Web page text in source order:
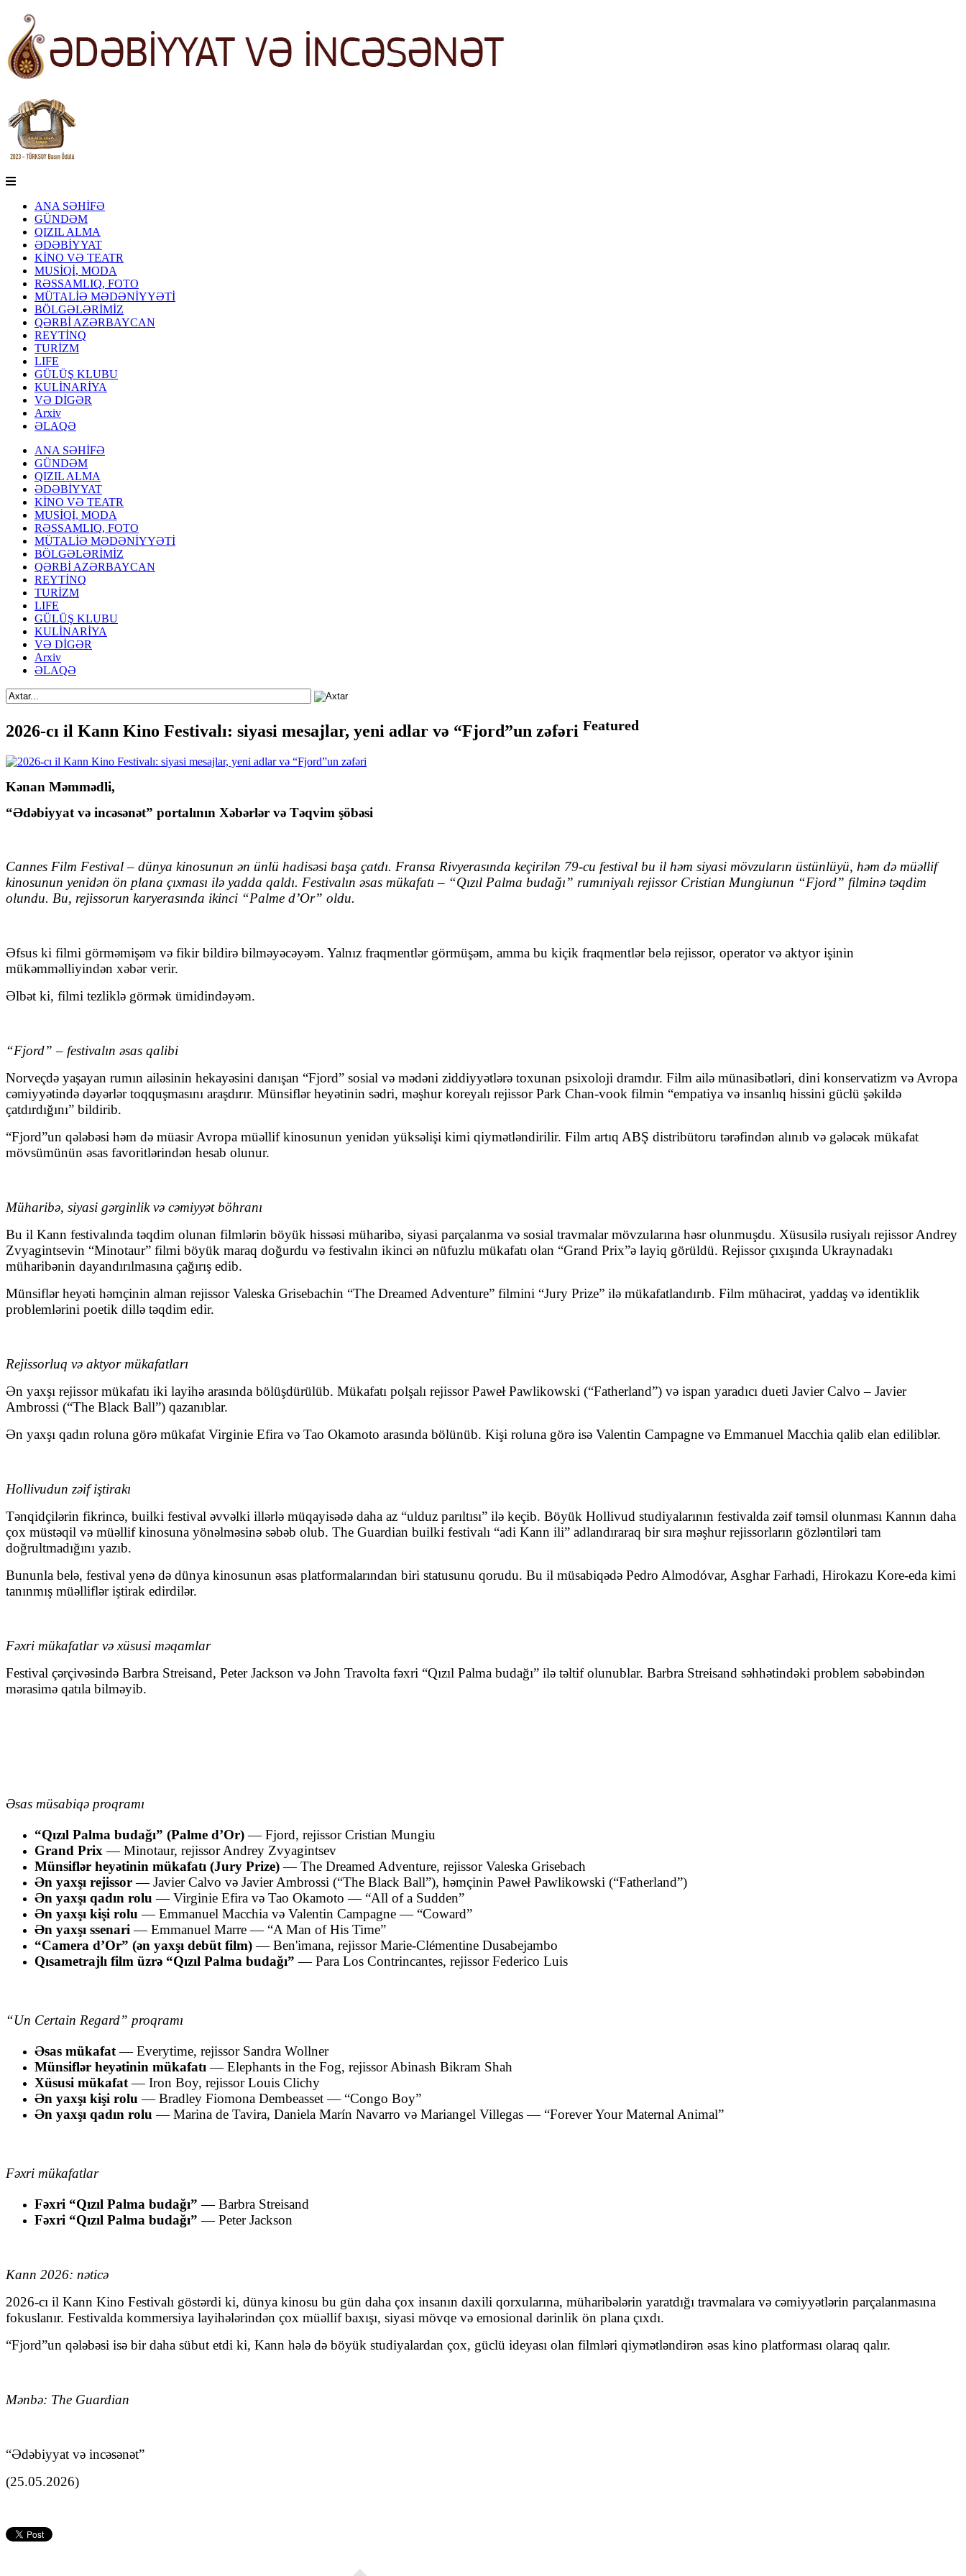
ANA SƏHİFƏ
GÜNDƏM
QIZIL ALMA
ƏDƏBİYYAT
KİNO VƏ TEATR
MUSİQİ, MODA
RƏSSAMLIQ, FOTO
MÜTALİƏ MƏDƏNİYYƏTİ
BÖLGƏLƏRİMİZ
QƏRBİ AZƏRBAYCAN
REYTİNQ
TURİZM
LIFE
GÜLÜŞ KLUBU
KULİNARİYA
VƏ DİGƏR
Arxiv
ƏLAQƏ
ANA SƏHİFƏ
GÜNDƏM
QIZIL ALMA
ƏDƏBİYYAT
KİNO VƏ TEATR
MUSİQİ, MODA
RƏSSAMLIQ, FOTO
MÜTALİƏ MƏDƏNİYYƏTİ
BÖLGƏLƏRİMİZ
QƏRBİ AZƏRBAYCAN
REYTİNQ
TURİZM
LIFE
GÜLÜŞ KLUBU
KULİNARİYA
VƏ DİGƏR
Arxiv
ƏLAQƏ
2026-cı il Kann Kino Festivalı: siyasi mesajlar, yeni adlar və “Fjord”un zəfəri Featured
Kənan Məmmədli,
“Ədəbiyyat və incəsənət” portalının Xəbərlər və Təqvim şöbəsi
Cannes Film Festival – dünya kinosunun ən ünlü hadisəsi başa çatdı. Fransa Rivyerasında keçirilən 79-cu festival bu il həm siyasi mövzuların üstünlüyü, həm də müəllif
kinosunun yenidən ön plana çıxması ilə yadda qaldı. Festivalın əsas mükafatı – “Qızıl Palma budağı” rumıniyalı rejissor Cristian Mungiunun “Fjord” filminə təqdim
olundu. Bu, rejissorun karyerasında ikinci “Palme d’Or” oldu.
Əfsus ki filmi görməmişəm və fikir bildirə bilməyəcəyəm. Yalnız fraqmentlər görmüşəm, amma bu kiçik fraqmentlər belə rejissor, operator və aktyor işinin
mükəmməlliyindən xəbər verir.
Əlbət ki, filmi tezliklə görmək ümidindəyəm.
“Fjord” – festivalın əsas qalibi
Norveçdə yaşayan rumın ailəsinin hekayəsini danışan “Fjord” sosial və mədəni ziddiyyətlərə toxunan psixoloji dramdır. Film ailə münasibətləri, dini konservatizm və Avropa
cəmiyyətində dəyərlər toqquşmasını araşdırır. Münsiflər heyətinin sədri, məşhur koreyalı rejissor Park Chan-vook filmin “empatiya və insanlıq hissini güclü şəkildə
çatdırdığını” bildirib.
“Fjord”un qələbəsi həm də müasir Avropa müəllif kinosunun yenidən yüksəlişi kimi qiymətləndirilir. Film artıq ABŞ distribütoru tərəfindən alınıb və gələcək mükafat
mövsümünün əsas favoritlərindən hesab olunur.
Müharibə, siyasi gərginlik və cəmiyyət böhranı
Bu il Kann festivalında təqdim olunan filmlərin böyük hissəsi müharibə, siyasi parçalanma və sosial travmalar mövzularına həsr olunmuşdu. Xüsusilə rusiyalı rejissor Andrey
Zvyagintsevin “Minotaur” filmi böyük maraq doğurdu və festivalın ikinci ən nüfuzlu mükafatı olan “Grand Prix”ə layiq görüldü. Rejissor çıxışında Ukraynadakı
müharibənin dayandırılmasına çağırış edib.
Münsiflər heyəti həmçinin alman rejissor Valeska Grisebachin “The Dreamed Adventure” filmini “Jury Prize” ilə mükafatlandırıb. Film mühacirət, yaddaş və identiklik
problemlərini poetik dillə təqdim edir.
Rejissorluq və aktyor mükafatları
Ən yaxşı rejissor mükafatı iki layihə arasında bölüşdürülüb. Mükafatı polşalı rejissor Paweł Pawlikowski (“Fatherland”) və ispan yaradıcı dueti Javier Calvo – Javier
Ambrossi (“The Black Ball”) qazanıblar.
Ən yaxşı qadın roluna görə mükafat Virginie Efira və Tao Okamoto arasında bölünüb. Kişi roluna görə isə Valentin Campagne və Emmanuel Macchia qalib elan ediliblər.
Hollivudun zəif iştirakı
Tənqidçilərin fikrincə, builki festival əvvəlki illərlə müqayisədə daha az “ulduz parıltısı” ilə keçib. Böyük Hollivud studiyalarının festivalda zəif təmsil olunması Kannın daha
çox müstəqil və müəllif kinosuna yönəlməsinə səbəb olub. The Guardian builki festivalı “adi Kann ili” adlandıraraq bir sıra məşhur rejissorların gözləntiləri tam
doğrultmadığını yazıb.
Bununla belə, festival yenə də dünya kinosunun əsas platformalarından biri statusunu qorudu. Bu il müsabiqədə Pedro Almodóvar, Asghar Farhadi, Hirokazu Kore-eda kimi
tanınmış müəlliflər iştirak edirdilər.
Fəxri mükafatlar və xüsusi məqamlar
Festival çərçivəsində Barbra Streisand, Peter Jackson və John Travolta fəxri “Qızıl Palma budağı” ilə təltif olunublar. Barbra Streisand səhhətindəki problem səbəbindən
mərasimə qatıla bilməyib.
Əsas müsabiqə proqramı
“Qızıl Palma budağı” (Palme d’Or)—Fjord, rejissorCristian Mungiu
Grand Prix —Minotaur, rejissorAndrey Zvyagintsev
Münsiflər heyətinin mükafatı (Jury Prize)—The Dreamed Adventure, rejissorValeska Grisebach
Ən yaxşı rejissor—Javier Calvo və Javier Ambrossi (“The Black Ball”), həmçinin Paweł Pawlikowski (“Fatherland”)
Ən yaxşı qadın rolu —Virginie Efira və Tao Okamoto — “All of a Sudden”
Ən yaxşı kişi rolu —Emmanuel Macchia və Valentin Campagne— “Coward”
Ən yaxşı ssenari —Emmanuel Marre— “A Man of His Time”
“Camera d’Or” (ən yaxşı debüt film)—Ben'imana, rejissorMarie-Clémentine Dusabejambo
Qısametrajlı film üzrə “Qızıl Palma budağı” —Para Los Contrincantes, rejissorFederico Luis
“Un Certain Regard” proqramı
Əsas mükafat—Everytime, rejissor Sandra Wollner
Münsiflər heyətinin mükafatı —Elephants in the Fog, rejissorAbinash Bikram Shah
Xüsusi mükafat—Iron Boy, rejissorLouis Clichy
Ən yaxşı kişi rolu —Bradley Fiomona Dembeasset— “Congo Boy”
Ən yaxşı qadın rolu —Marina de Tavira, Daniela Marín Navarro və Mariangel Villegas— “Forever Your Maternal Animal”
Fəxri mükafatlar
Fəxri “Qızıl Palma budağı” —Barbra Streisand
Fəxri “Qızıl Palma budağı” —Peter Jackson
Kann 2026: nəticə
2026-cı il Kann Kino Festivalı göstərdi ki, dünya kinosu bu gün daha çox insanın daxili qorxularına, müharibələrin yaratdığı travmalara və cəmiyyətlərin parçalanmasına
fokuslanır. Festivalda kommersiya layihələrindən çox müəllif baxışı, siyasi mövqe və emosional dərinlik ön plana çıxdı.
“Fjord”un qələbəsi isə bir daha sübut etdi ki, Kann hələ də böyük studiyalardan çox, güclü ideyası olan filmləri qiymətləndirən əsas kino platforması olaraq qalır.
Mənbə: The Guardian
“Ədəbiyyat və incəsənət”
(25.05.2026)